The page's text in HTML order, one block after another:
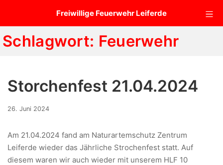
Freiwillige Feuerwehr Leiferde
Schlagwort: Feuerwehr
Storchenfest 21.04.2024
26. Juni 202421.
Am 21.04.2024 fand am Naturartemschutz Zentrum
Leiferde wieder das Jährliche Strochenfest statt. Auf
diesem waren wir auch wieder mit unserem HLF 10